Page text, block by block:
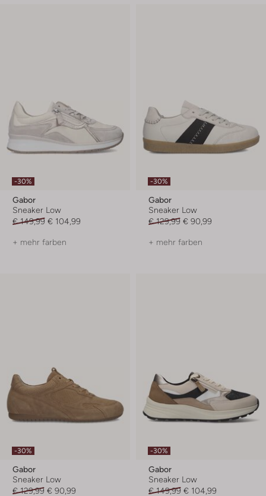
-30%
Gabor
Sneaker Low
€ 149,99 € 104,99
+ mehr farben
-30%
Gabor
Sneaker Low
€ 129,99 € 90,99
+ mehr farben
-30%
Gabor
Sneaker Low
€ 129,99 € 90,99
-30%
Gabor
Sneaker Low
€ 149,99 € 104,99